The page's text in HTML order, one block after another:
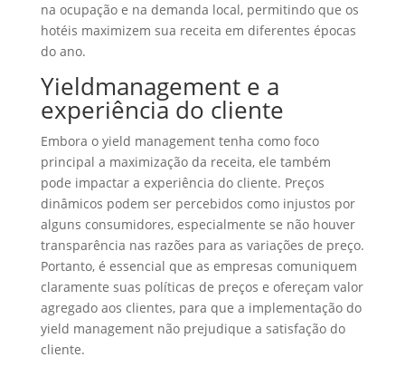
na ocupação e na demanda local, permitindo que os
hotéis maximizem sua receita em diferentes épocas
do ano.
Yieldmanagement e a
experiência do cliente
Embora o yield management tenha como foco
principal a maximização da receita, ele também
pode impactar a experiência do cliente. Preços
dinâmicos podem ser percebidos como injustos por
alguns consumidores, especialmente se não houver
transparência nas razões para as variações de preço.
Portanto, é essencial que as empresas comuniquem
claramente suas políticas de preços e ofereçam valor
agregado aos clientes, para que a implementação do
yield management não prejudique a satisfação do
cliente.